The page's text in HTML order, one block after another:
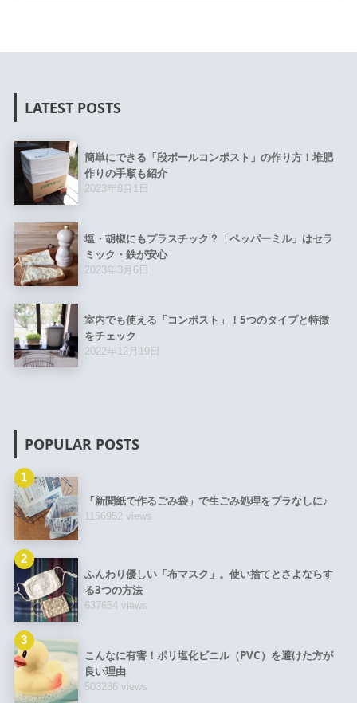
LATEST POSTS
簡単にできる「段ボールコンポスト」の作り方！堆肥
作りの手順も紹介
2023年8月1日
塩・胡椒にもプラスチック？「ペッパーミル」はセラ
ミック・鉄が安心
2023年3月6日
室内でも使える「コンポスト」！5つのタイプと特徴
をチェック
2022年12月19日
POPULAR POSTS
1
「新聞紙で作るごみ袋」で生ごみ処理をプラなしに♪
1156952 views
2
ふんわり優しい「布マスク」。使い捨てとさよならす
る3つの方法
637654 views
3
こんなに有害！ポリ塩化ビニル（PVC）を避けた方が
良い理由
503286 views